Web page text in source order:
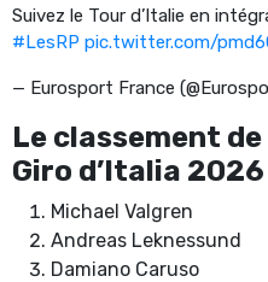
Suivez le Tour d’Italie en
#LesRP pic.twitter.com/
— Eurosport France
Le classement
Giro d’Italia 2026
Michael Valgren
Andreas Leknessund
Damiano Caruso